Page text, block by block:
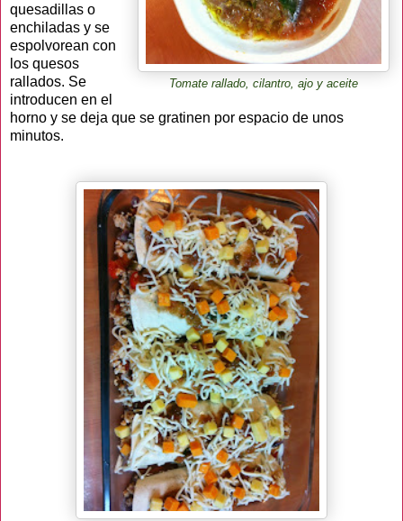
Tomate rallado, cilantro, ajo y aceite
quesadillas o
enchiladas y se
espolvorean con
los quesos
rallados. Se
introducen en el
horno y se deja que se gratinen por espacio de unos
minutos.